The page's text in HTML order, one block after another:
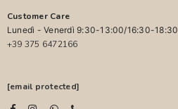
Customer Care
Lunedì - Venerdì 9:30-13:00/16:30-18:30
+39 375 6472166
[email protected]